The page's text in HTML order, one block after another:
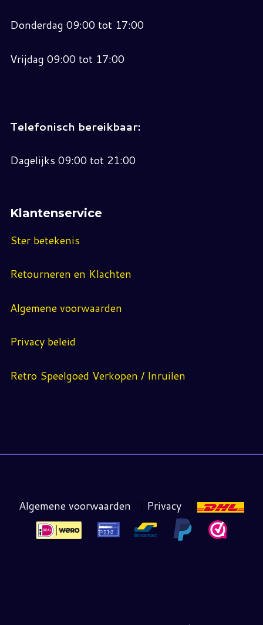
Donderdag 09:00 tot 17:00
Vrijdag 09:00 tot 17:00
Telefonisch bereikbaar:
Dagelijks 09:00 tot 21:00
Klantenservice
Ster betekenis
Retourneren en Klachten
Algemene voorwaarden
Privacy beleid
Retro Speelgoed Verkopen / Inruilen
Algemene voorwaarden | Privacy |